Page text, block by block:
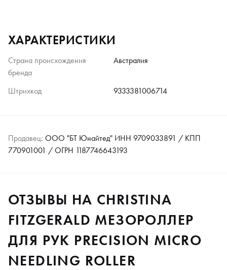
ХАРАКТЕРИСТИКИ
Страна происхождения
бренда
Австралия
Штрихкод 9333381006714
Продавец: ООО "БТ Юнайтед" ИНН 9709033891 / КПП
770901001 / ОГРН 1187746643193
ОТЗЫВЫ НА CHRISTINA
FITZGERALD МЕЗОРОЛЛЕР
ДЛЯ РУК PRECISION MICRO
NEEDLING ROLLER